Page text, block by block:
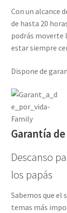
Con un alcance
de hasta 20
podrás moverte
estar siempre
Dispone de
Garantía
Descanso
los papás
Sabemos que el
temas más